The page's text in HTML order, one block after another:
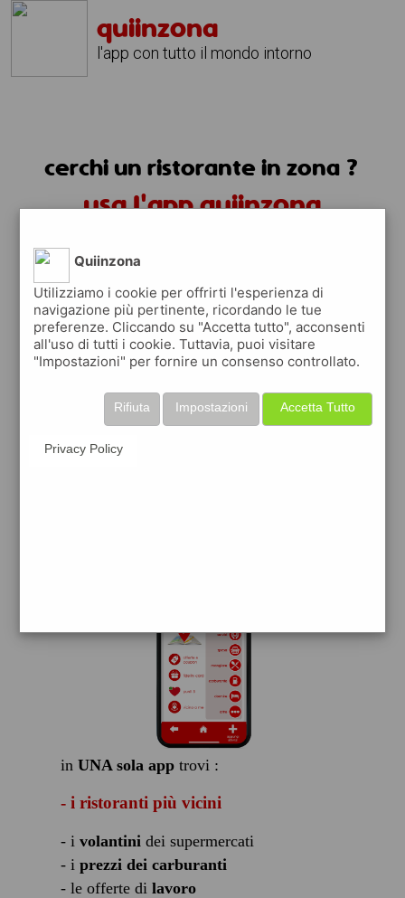
quiinzona
l'app con tutto il mondo intorno
cerchi un ristorante in zona ?
usa l'app quiinzona
ristoranti in zona
trovi i ristoranti più vicino a te e tutti i
posti dove mangiare vicino a te
in UNA sola apptrovi :
- i ristoranti più vicini
- i volantinidei supermercati
- i prezzi dei carburanti
- le offerte di lavoro
Quiinzona
Utilizziamo i cookie per offrirti l'esperienza di
navigazione più pertinente, ricordando le tue
preferenze. Cliccando su "Accetta tutto", acconsenti
all'uso di tutti i cookie. Tuttavia, puoi visitare
"Impostazioni" per fornire un consenso controllato.
Accetta Tutto
Impostazioni
Rifiuta
Privacy Policy